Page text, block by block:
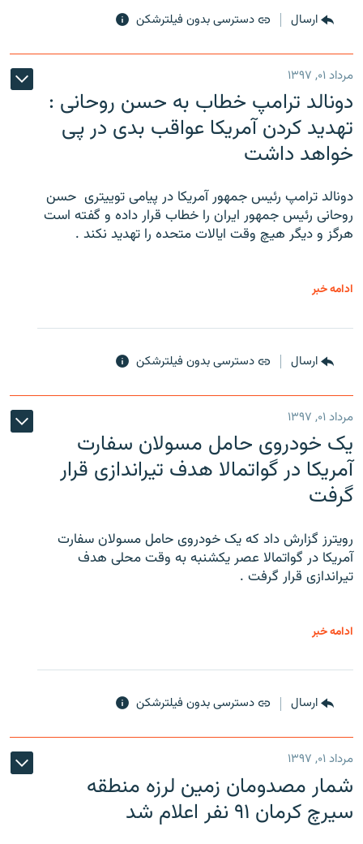
ارسال دسترسی بدون فیلترشکن
مرداد ۰۱, ۱۳۹۷
دونالد ترامپ خطاب به حسن روحانی :
تهدید کردن آمریکا عواقب بدی در پی
خواهد داشت
دونالد ترامپ رئیس جمهور آمریکا در پیامی توییتری ‌ حسن
روحانی رئیس جمهور ایران را خطاب قرار داده و گفته است
هرگز و دیگر هیچ وقت ایالات متحده را تهدید نکند .
ادامه خبر
ارسال دسترسی بدون فیلترشکن
مرداد ۰۱, ۱۳۹۷
یک خودروی حامل مسولان سفارت
آمریکا در گواتمالا هدف تیراندازی قرار
گرفت
رویترز گزارش داد که یک خودروی حامل مسولان سفارت
آمریکا در گواتمالا عصر یکشنبه به وقت محلی هدف
تیراندازی قرار گرفت .
ادامه خبر
ارسال دسترسی بدون فیلترشکن
مرداد ۰۱, ۱۳۹۷
شمار مصدومان زمین لرزه منطقه
سیرچ کرمان ۹۱ نفر اعلام شد